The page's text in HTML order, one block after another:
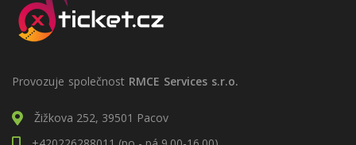
Provozuje společnost RMCE Services s.r.o.
Žižkova 252, 39501 Pacov